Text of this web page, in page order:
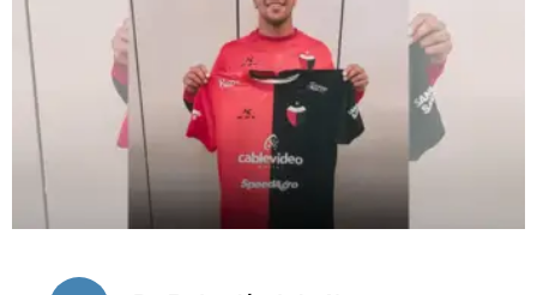
Con el campo
Espacio empresas
Sociedad y tiempo
libre
Sociedad
Tecnología
Turismo
Salud
Es viral
Cartón Lleno